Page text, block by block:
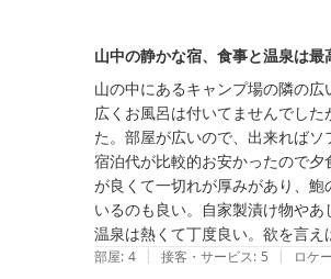
山中の静かな宿、食事と温泉は最
山の中にあるキャンプ場の隣の
広くお風呂は付いてませんでし
た。部屋が広いので、出来ればソ
宿泊代が比較的お安かったので
が良くて一切れが厚みがあり、
いるのも良い。自家製漬け物や
部屋: 4 | 接客・サービス: 5 | ロケ